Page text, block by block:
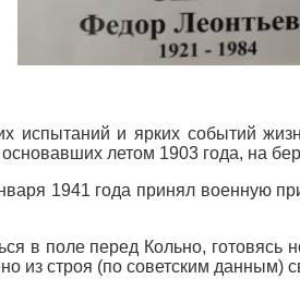
испытаний и ярких событий
летом 1903 года, на
1941 года принял военную
в поле перед Кольно,
из строя (по советским данным)